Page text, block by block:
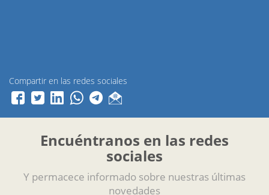
Compartir en las redes sociales
Encuéntranos en las redes
sociales
Y permacece informado sobre nuestras últimas
novedades